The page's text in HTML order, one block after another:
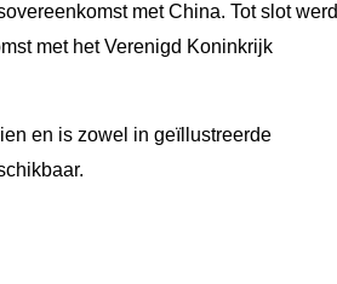
met China. Tot slot werd
met het Verenigd Koninkrijk
en is zowel in geïllustreerde